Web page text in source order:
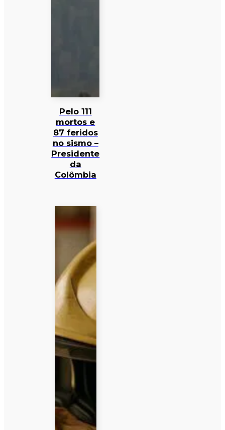
Pelo 111
mortos e
87 feridos
no sismo –
Presidente
da
Colômbia